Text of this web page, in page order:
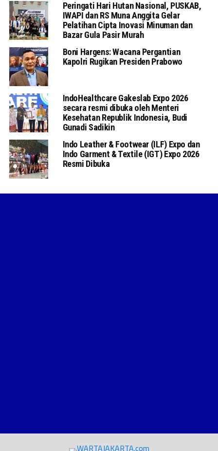
Peringati Hari Hutan Nasional, PUSKAB,
IWAPI dan RS Muna Anggita Gelar
Pelatihan Cipta Inovasi Minuman dan
Bazar Gula Pasir Murah
Boni Hargens: Wacana Pergantian
Kapolri Rugikan Presiden Prabowo
IndoHealthcare Gakeslab Expo 2026
secara resmi dibuka oleh Menteri
Kesehatan Republik Indonesia, Budi
Gunadi Sadikin
Indo Leather & Footwear (ILF) Expo dan
Indo Garment & Textile (IGT) Expo 2026
Resmi Dibuka